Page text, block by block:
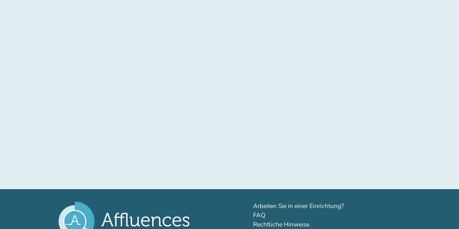
Arbeiten Sie in einer Einrichtung?(new tab)
FAQ
Rechtliche Hinweise